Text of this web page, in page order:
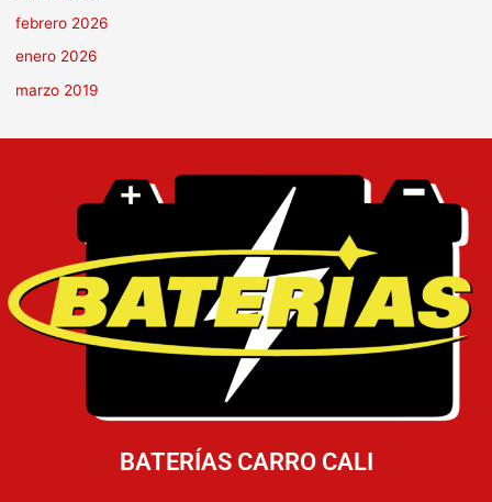
febrero 2026
enero 2026
marzo 2019
BATERÍAS CARRO CALI